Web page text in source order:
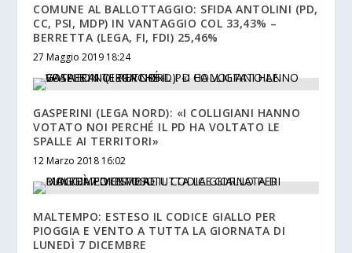
COMUNE AL BALLOTTAGGIO: SFIDA ANTOLINI (PD,
CC, PSI, MDP) IN VANTAGGIO COL 33,43% –
BERRETTA (LEGA, FI, FDI) 25,46%
27 Maggio 2019 18:24
GASPERINI (LEGA NORD): «I COLLIGIANI HANNO
VOTATO NOI PERCHÉ IL PD HA VOLTATO LE
SPALLE AI TERRITORI»
12 Marzo 2018 16:02
MALTEMPO: ESTESO IL CODICE GIALLO PER
PIOGGIA E VENTO A TUTTA LA GIORNATA DI
LUNEDÌ 7 DICEMBRE